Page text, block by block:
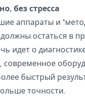
без стресса
аппараты и
должны остаться в
идет о
современное
быстрый
точности.